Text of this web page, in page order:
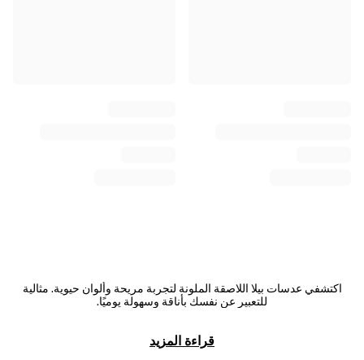
اكتشفي عدسات بيلا اللاصقة الملونة لتجربة مريحة وألوان حيوية. مثالية
للتعبير عن نفسك بأناقة وسهولة يوميًا.
قراءة المزيد